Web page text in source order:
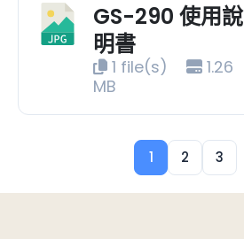
GS-290 使用說
明書
1 file(s)
1.26
MB
1 2 3